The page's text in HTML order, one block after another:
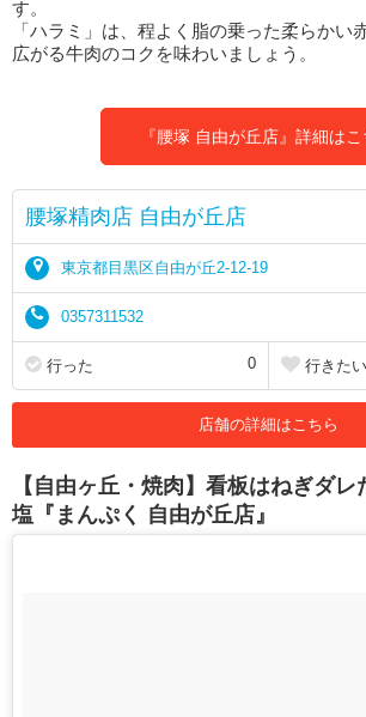
す。
「ハラミ」は、程よく脂の乗った柔らかい
広がる牛肉のコクを味わいましょう。
『腰塚 自由が丘店』詳細はこ
腰塚精肉店 自由が丘店
東京都目黒区自由が丘2-12-19
0357311532
行った 0 行きたい
店舗の詳細はこちら
【自由ヶ丘・焼肉】看板はねぎダ
塩『まんぷく 自由が丘店』